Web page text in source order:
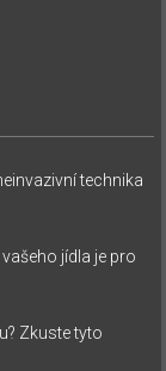
technika
jídla je pro
Zkuste tyto